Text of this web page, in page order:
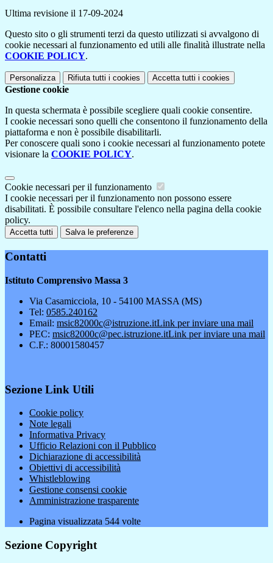
Ultima revisione il 17-09-2024
Questo sito o gli strumenti terzi da questo utilizzati si avvalgono di
cookie necessari al funzionamento ed utili alle finalità illustrate nella
COOKIE POLICY.
Personalizza Rifiuta tutti i cookies Accetta tutti i cookies
Gestione cookie
In questa schermata è possibile scegliere quali cookie consentire.
I cookie necessari sono quelli che consentono il funzionamento della
piattaforma e non è possibile disabilitarli.
Per conoscere quali sono i cookie necessari al funzionamento potete
visionare la COOKIE POLICY.
Cookie necessari per il funzionamento
I cookie necessari per il funzionamento non possono essere
disabilitati. È possibile consultare l'elenco nella pagina della cookie
policy.
Accetta tutti Salva le preferenze
Contatti
Istituto Comprensivo Massa 3
Via Casamicciola, 10 - 54100 MASSA (MS)
Tel: 0585.240162
Email: msic82000c@istruzione.itLink per inviare una mail
PEC: msic82000c@pec.istruzione.itLink per inviare una mail
C.F.: 80001580457
Sezione Link Utili
Cookie policy
Note legali
Informativa Privacy
Ufficio Relazioni con il Pubblico
Dichiarazione di accessibilità
Obiettivi di accessibilità
Whistleblowing
Gestione consensi cookie
Amministrazione trasparente
Pagina visualizzata 544 volte
Sezione Copyright